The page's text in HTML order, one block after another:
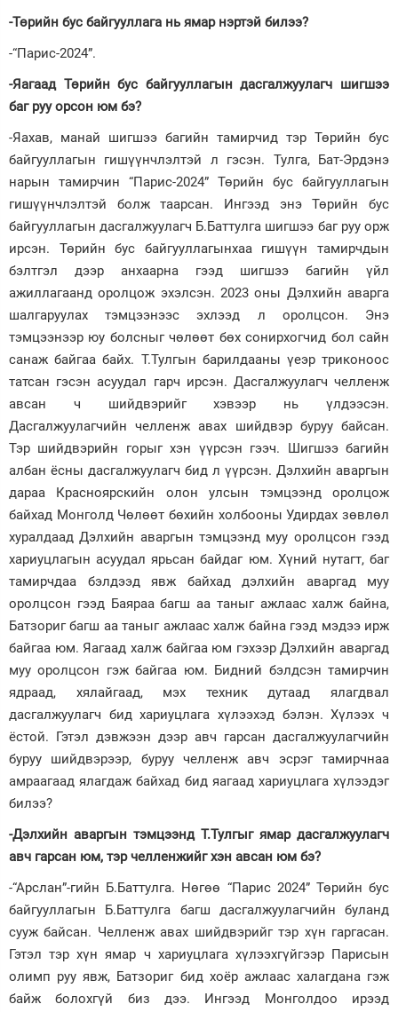
-Төрийн бус байгууллага нь ямар нэртэй билээ?
-“Парис-2024”.
-Яагаад Төрийн бус байгууллагын дасгалжуулагч шигшээ
баг руу орсон юм бэ?
-Яахав, манай шигшээ багийн тамирчид тэр Төрийн бус
байгууллагын гишүүнчлэлтэй л гэсэн. Тулга, Бат-Эрдэнэ
нарын тамирчин “Парис-2024” Төрийн бус байгууллагын
гишүүнчлэлтэй болж таарсан. Ингээд энэ Төрийн бус
байгууллагын дасгалжуулагч Б.Баттулга шигшээ баг руу орж
ирсэн. Төрийн бус байгууллагынхаа гишүүн тамирчдын
бэлтгэл дээр анхаарна гээд шигшээ багийн үйл
ажиллагаанд оролцож эхэлсэн. 2023 оны Дэлхийн аварга
шалгаруулах тэмцээнээс эхлээд л оролцсон. Энэ
тэмцээнээр юу болсныг чөлөөт бөх сонирхогчид бол сайн
санаж байгаа байх. Т.Тулгын барилдааны үеэр триконоос
татсан гэсэн асуудал гарч ирсэн. Дасгалжуулагч челленж
авсан ч шийдвэрийг хэвээр нь үлдээсэн.
Дасгалжуулагчийн челленж авах шийдвэр буруу байсан.
Тэр шийдвэрийн горыг хэн үүрсэн гээч. Шигшээ багийн
албан ёсны дасгалжуулагч бид л үүрсэн. Дэлхийн аваргын
дараа Красноярскийн олон улсын тэмцээнд оролцож
байхад Монголд Чөлөөт бөхийн холбооны Удирдах зөвлөл
хуралдаад Дэлхийн аваргын тэмцээнд муу оролцсон гээд
хариуцлагын асуудал ярьсан байдаг юм. Хүний нутагт, баг
тамирчдаа бэлдээд явж байхад дэлхийн аваргад муу
оролцсон гээд Баяраа багш аа таныг ажлаас халж байна,
Батзориг багш аа таныг ажлаас халж байна гээд мэдээ ирж
байгаа юм. Яагаад халж байгаа юм гэхээр Дэлхийн аваргад
муу оролцсон гэж байгаа юм. Бидний бэлдсэн тамирчин
ядраад, хялайгаад, мэх техник дутаад ялагдвал
дасгалжуулагч бид хариуцлага хүлээхэд бэлэн. Хүлээх ч
ёстой. Гэтэл дэвжээн дээр авч гарсан дасгалжуулагчийн
буруу шийдвэрээр, буруу челленж авч эсрэг тамирчнаа
амраагаад ялагдаж байхад бид яагаад хариуцлага хүлээдэг
билээ?
-Дэлхийн аваргын тэмцээнд Т.Тулгыг ямар дасгалжуулагч
авч гарсан юм, тэр челленжийг хэн авсан юм бэ?
-“Арслан”-гийн Б.Баттулга. Нөгөө “Парис 2024” Төрийн бус
байгууллагын Б.Баттулга багш дасгалжуулагчийн буланд
сууж байсан. Челленж авах шийдвэрийг тэр хүн гаргасан.
Гэтэл тэр хүн ямар ч хариуцлага хүлээхгүйгээр Парисын
олимп руу явж, Батзориг бид хоёр ажлаас халагдана гэж
байж болохгүй биз дээ. Ингээд Монголдоо ирээд